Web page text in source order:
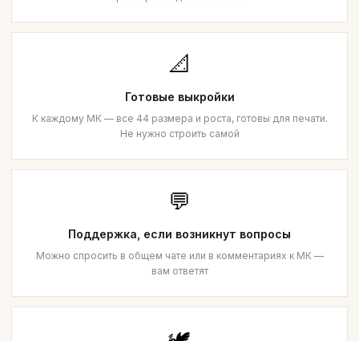
📐
Готовые выкройки
К каждому МК — все 44 размера и роста, готовы для печати.
Не нужно строить самой
💬
Поддержка, если возникнут вопросы
Можно спросить в общем чате или в комментариях к МК —
вам ответят